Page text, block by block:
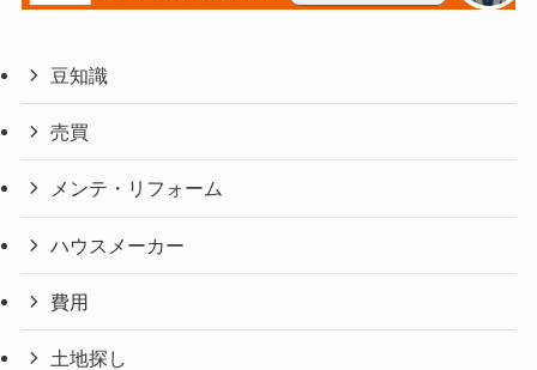
豆知識
売買
メンテ・リフォーム
ハウスメーカー
費用
土地探し